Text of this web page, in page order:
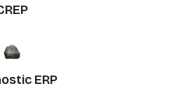
ERP